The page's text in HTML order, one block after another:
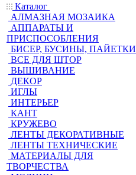
Каталог
АЛМАЗНАЯ МОЗАИКА
АППАРАТЫ И
ПРИСПОСОБЛЕНИЯ
БИСЕР, БУСИНЫ, ПАЙЕТКИ
ВСЕ ДЛЯ ШТОР
ВЫШИВАНИЕ
ДЕКОР
ИГЛЫ
ИНТЕРЬЕР
КАНТ
КРУЖЕВО
ЛЕНТЫ ДЕКОРАТИВНЫЕ
ЛЕНТЫ ТЕХНИЧЕСКИЕ
МАТЕРИАЛЫ ДЛЯ
ТВОРЧЕСТВА